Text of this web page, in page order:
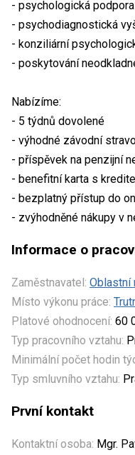
- psychologická
- psychodiagnostická
- konziliární
- poskytování
Nabízíme:
- 5 týdnů dovolené
- výhodné závodní
- příspěvek na penzijní
- benefitní karta s
- bezplatný přístup do
- zvýhodněné nákupy v
Informace o
Zaměstnavatel: Oblastní
Místo výkonu práce:
Platové ohodnocení: 60
Typ pracovního vztahu:
Minimální počet hodin
Typ smluvního vztahu:
První kontakt
Kontaktní osoba: Mgr.